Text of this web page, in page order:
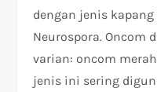
dengan jenis kapang
Neurospora. Oncom
varian: oncom
jenis ini sering